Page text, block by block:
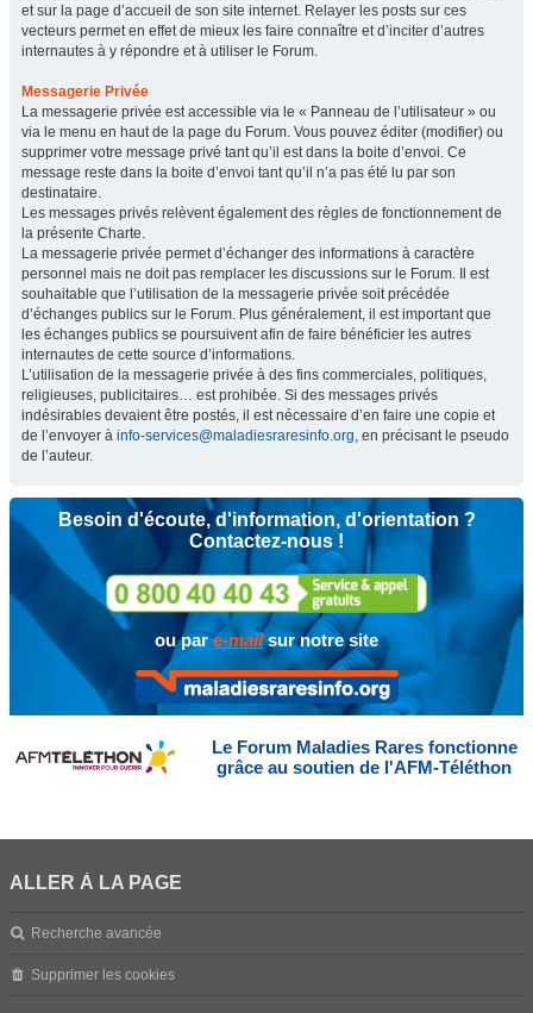
et sur la page d’accueil de son site internet. Relayer les posts sur ces
vecteurs permet en effet de mieux les faire connaître et d’inciter d’autres
internautes à y répondre et à utiliser le Forum.
Messagerie Privée
La messagerie privée est accessible via le « Panneau de l’utilisateur » ou
via le menu en haut de la page du Forum. Vous pouvez éditer (modifier) ou
supprimer votre message privé tant qu’il est dans la boite d’envoi. Ce
message reste dans la boite d’envoi tant qu’il n’a pas été lu par son
destinataire.
Les messages privés relèvent également des règles de fonctionnement de
la présente Charte.
La messagerie privée permet d’échanger des informations à caractère
personnel mais ne doit pas remplacer les discussions sur le Forum. Il est
souhaitable que l’utilisation de la messagerie privée soit précédée
d’échanges publics sur le Forum. Plus généralement, il est important que
les échanges publics se poursuivent afin de faire bénéficier les autres
internautes de cette source d’informations.
L’utilisation de la messagerie privée à des fins commerciales, politiques,
religieuses, publicitaires… est prohibée. Si des messages privés
indésirables devaient être postés, il est nécessaire d’en faire une copie et
de l’envoyer à info-services@maladiesraresinfo.org, en précisant le pseudo
de l’auteur.
Besoin d'écoute, d'information, d'orientation ?
Contactez-nous !
ou pare-mailsur notre site
Le Forum Maladies Rares fonctionne
grâce au soutien de l'AFM-Téléthon
ALLER À LA PAGE
Recherche avancée
Supprimer les cookies